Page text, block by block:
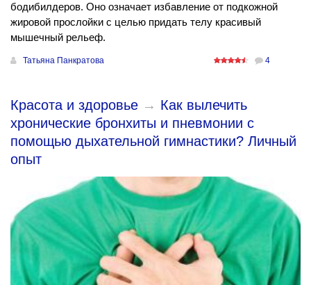
бодибилдеров. Оно означает избавление от подкожной
жировой прослойки с целью придать телу красивый
мышечный рельеф.
Татьяна Панкратова 4
Красота и здоровье → Как вылечить
хронические бронхиты и пневмонии с
помощью дыхательной гимнастики? Личный
опыт